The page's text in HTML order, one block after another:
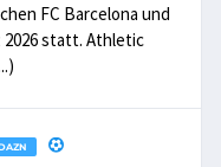
FC Barcelona und
2026 statt. Athletic